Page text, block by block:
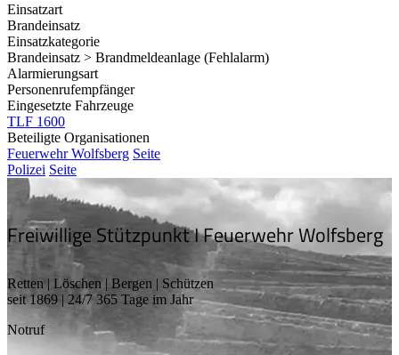
Einsatzart
Brandeinsatz
Einsatzkategorie
Brandeinsatz > Brandmeldeanlage (Fehlalarm)
Alarmierungsart
Personenrufempfänger
Eingesetzte Fahrzeuge
TLF 1600
Beteiligte Organisationen
Feuerwehr Wolfsberg Seite
Polizei Seite
Freiwillige Stützpunkt I Feuerwehr Wolfsberg
Retten | Löschen | Bergen | Schützen
seit 1869 | 24/7 365 Tage im Jahr
Notruf